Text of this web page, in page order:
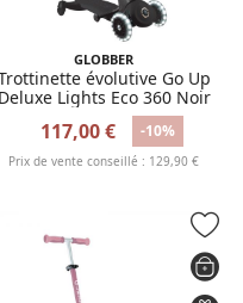
GLOBBER
évolutive Go Up
Deluxe Lights Eco 360 Noir
117,00 € -10%
Prix de vente conseillé : 129,90 €